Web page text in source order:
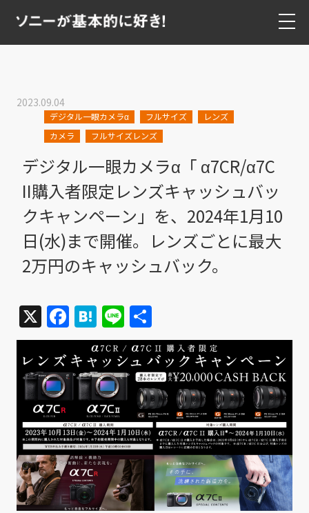
2023.09.04
デジタル一眼カメラα フルサイズ
レンズ
カメラ
フルサイズレンズ
デジタル一眼カメラα「 α7CR/α7C
II購入者限定レンズキャッシュバッ
クキャンペーン」を、2024年1月10
日(水)まで開催。レンズごとに最大
2万円のキャッシュバック。
X Facebook
Hatena
Line
有